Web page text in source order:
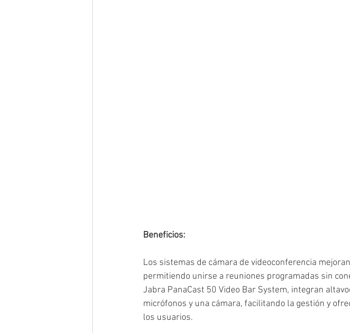
Beneficios:
Los sistemas de cámara de videoconferencia
permitiendo unirse a reuniones programadas sin
Jabra PanaCast 50 Video Bar System, integran
micrófonos y una cámara, facilitando la gestión y
los usuarios.